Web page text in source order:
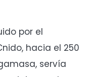
por el
hacia el 250
servía